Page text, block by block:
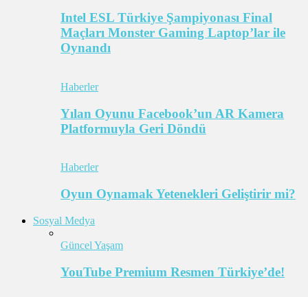
Intel ESL Türkiye Şampiyonası Final
Maçları Monster Gaming Laptop’lar ile
Oynandı
Haberler
Yılan Oyunu Facebook’un AR Kamera
Platformuyla Geri Döndü
Haberler
Oyun Oynamak Yetenekleri Geliştirir mi?
Sosyal Medya
Güncel Yaşam
YouTube Premium Resmen Türkiye’de!